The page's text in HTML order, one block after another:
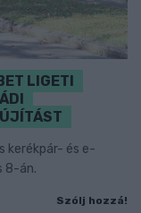
LIGETI
kerékpár- és e-
8-án.
Szólj hozzá!